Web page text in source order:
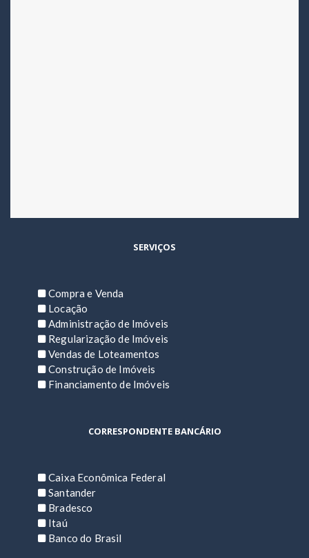
SERVIÇOS
Compra e Venda
Locação
Administração de Imóveis
Regularização de Imóveis
Vendas de Loteamentos
Construção de Imóveis
Financiamento de Imóveis
CORRESPONDENTE BANCÁRIO
Caixa Econômica Federal
Santander
Bradesco
Itaú
Banco do Brasil